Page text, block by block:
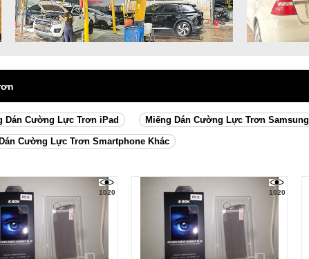
Dán Cường Lực Trơn iPad Miếng Dán Cường Lực Trơn Samsung
Cường Lực Trơn Smartphone Khác
1020 1020